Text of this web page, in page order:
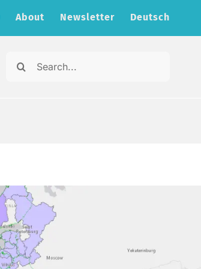
About Newsletter Deutsch
Search